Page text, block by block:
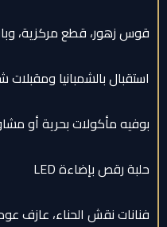
قوس زهور، قطع مركزية،
استقبال بالشمبانيا
بوفيه مأكولات بحرية أو
حلبة رقص بإضاءة LED
فنانات نقش الحناء، عازف